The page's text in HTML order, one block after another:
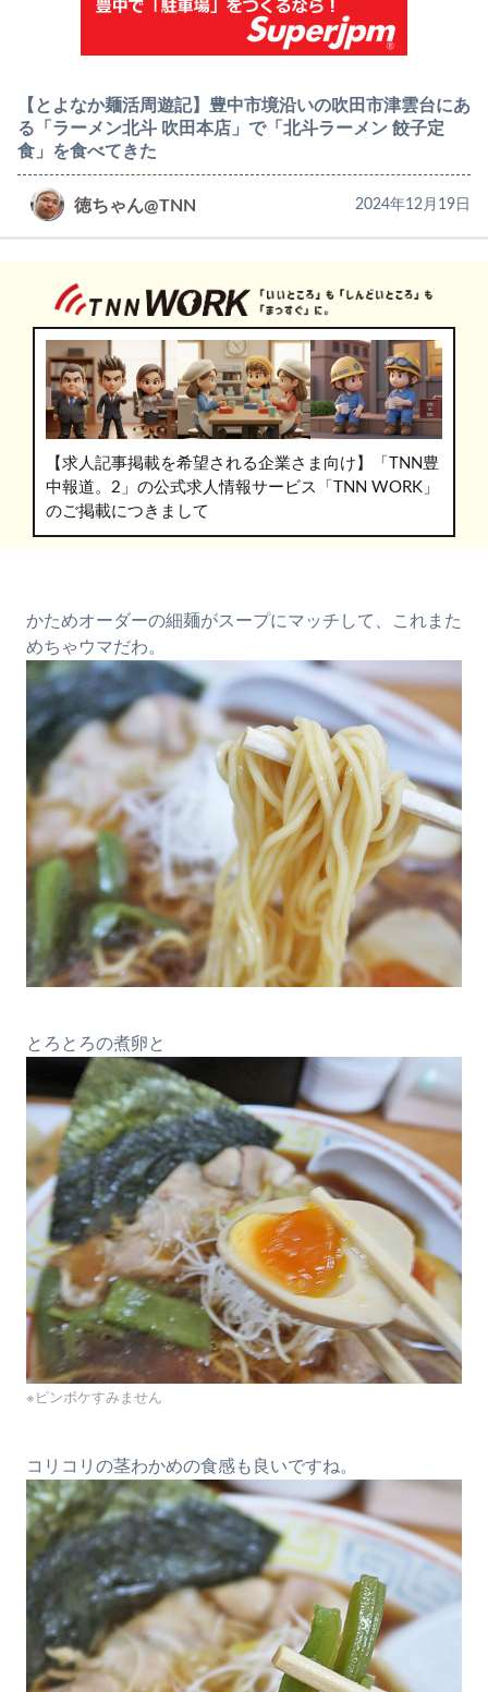
【とよなか麺活周遊記】豊中市境沿いの吹田市津雲台にあ
る「ラーメン北斗 吹田本店」で「北斗ラーメン 餃子定
食」を食べてきた
徳ちゃん@TNN 2024年12月19日
【求人記事掲載を希望される企業さま向け】「TNN豊
中報道。2」の公式求人情報サービス「TNN WORK」
のご掲載につきまして
かためオーダーの細麺がスープにマッチして、これまた
めちゃウマだわ。
とろとろの煮卵と
※ピンボケすみません
コリコリの茎わかめの食感も良いですね。